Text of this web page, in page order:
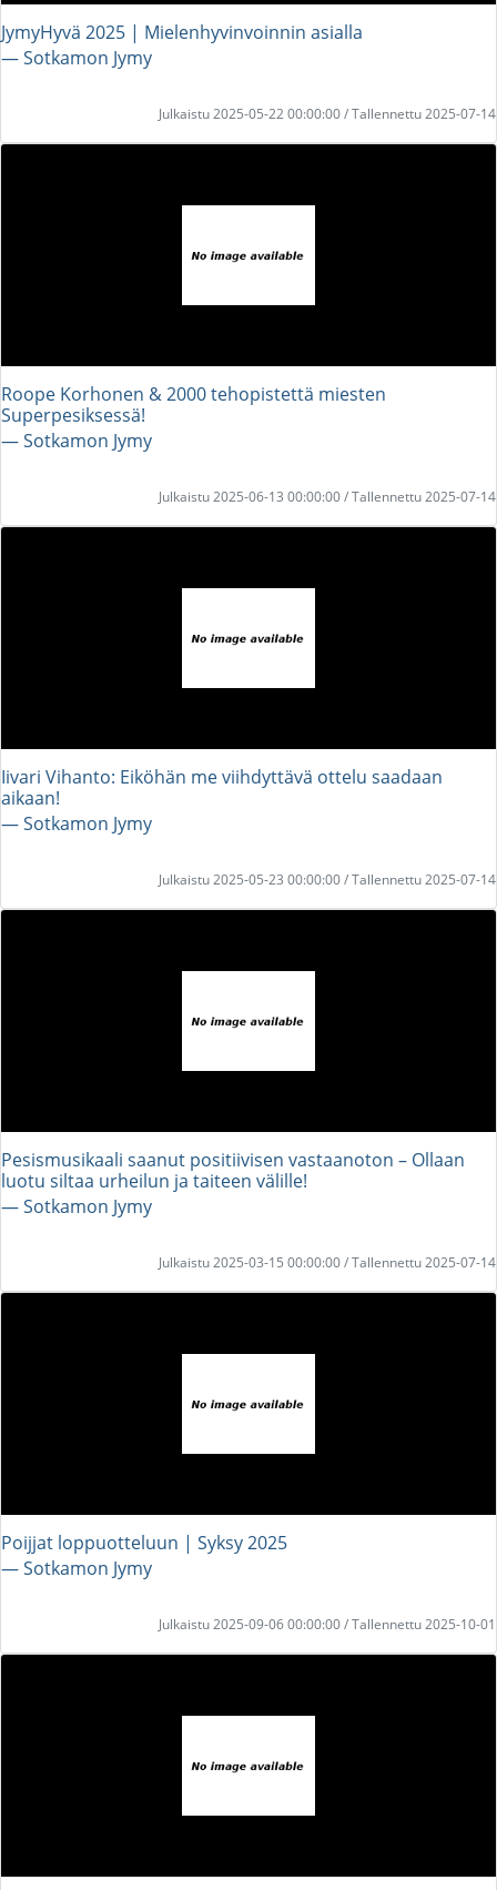
JymyHyvä 2025 | Mielenhyvinvoinnin asialla
― Sotkamon Jymy
Julkaistu 2025-05-22 00:00:00 / Tallennettu 2025-07-14
Roope Korhonen & 2000 tehopistettä miesten
Superpesiksessä!
― Sotkamon Jymy
Julkaistu 2025-06-13 00:00:00 / Tallennettu 2025-07-14
Iivari Vihanto: Eiköhän me viihdyttävä ottelu saadaan
aikaan!
― Sotkamon Jymy
Julkaistu 2025-05-23 00:00:00 / Tallennettu 2025-07-14
Pesismusikaali saanut positiivisen vastaanoton – Ollaan
luotu siltaa urheilun ja taiteen välille!
― Sotkamon Jymy
Julkaistu 2025-03-15 00:00:00 / Tallennettu 2025-07-14
Poijjat loppuotteluun | Syksy 2025
― Sotkamon Jymy
Julkaistu 2025-09-06 00:00:00 / Tallennettu 2025-10-01